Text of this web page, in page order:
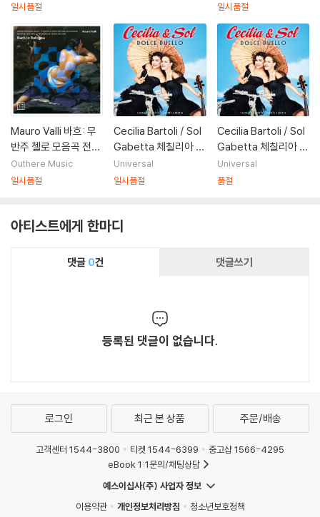
ello)
일시품절
elli)
바이둘리나 / 바흐: 전
일시품절
Mauro Valli 바흐: 무
반주 첼로 모음곡 전곡
/ 가브리엘리: 무반주
첼로를 위한 리체르카
Outhere Music
일시품절
Cecilia Bartoli / Sol
Gabetta 체칠리아 &
솔 - 돌체 두엘로 (Dol
ce Duello) [하드커버
Universal
일시품절
Cecilia Bartoli / Sol
Gabetta 체칠리아 &
솔 - 돌체 두엘로 (Dol
ce Duello) [2 LP]
Universal
품절
아티스트에게 한마디
댓글 0건 댓글쓰기
등록된 댓글이 없습니다.
로그인 최근 본 상품 주문/배송
고객센터 1544-3800 티켓 1544-6399
중고샵 1566-4295
eBook 1:1문의/채팅상담
예스이십사(주) 사업자 정보
이용약관
개인정보처리방침
청소년보호정책